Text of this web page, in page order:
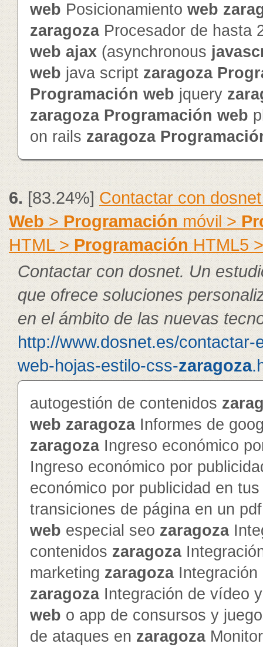
web Posicionamiento web
zaragozaProcesador de hasta
web ajax (asynchronous
web java script zaragoza
Programación web jquery
zaragoza Programación web
on rails zaragoza
6.[83.24%] Contactar con
Web> Programación móvil >
HTML >ProgramaciónHTML5
Contactar con dosnet. Un
que ofrece soluciones
en el ámbito de las nuevas
http://www.dosnet.es/contactar-
web-hojas-estilo-css-zaragoza
autogestión de contenidos
web zaragozaInformes de
zaragozaIngreso económico
Ingreso económico por
económico por publicidad en
transiciones de página en un
web especial seo zaragoza
contenidos zaragoza
marketing zaragozaIntegración
zaragozaIntegración de vídeo
web o app de consursos y
de ataques en zaragoza